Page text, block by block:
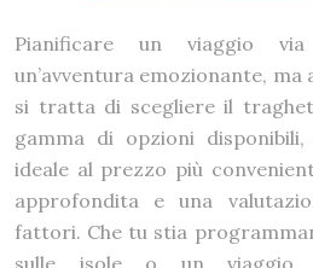
Pianificare un viaggio
un’avventura emozionante, ma
si tratta di scegliere il
gamma di opzioni
ideale al prezzo più
approfondita e una
fattori. Che tu stia
sulle isole o un viaggio